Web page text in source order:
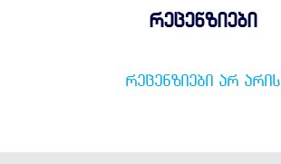
რეცენზიები
ᲠᲔᲪᲔᲜᲖᲘᲔᲑᲘ ᲐᲠ ᲐᲠᲘᲡ